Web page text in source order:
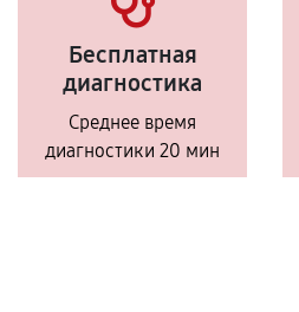
Бесплатная
диагностика
Среднее время
диагностики 20 мин